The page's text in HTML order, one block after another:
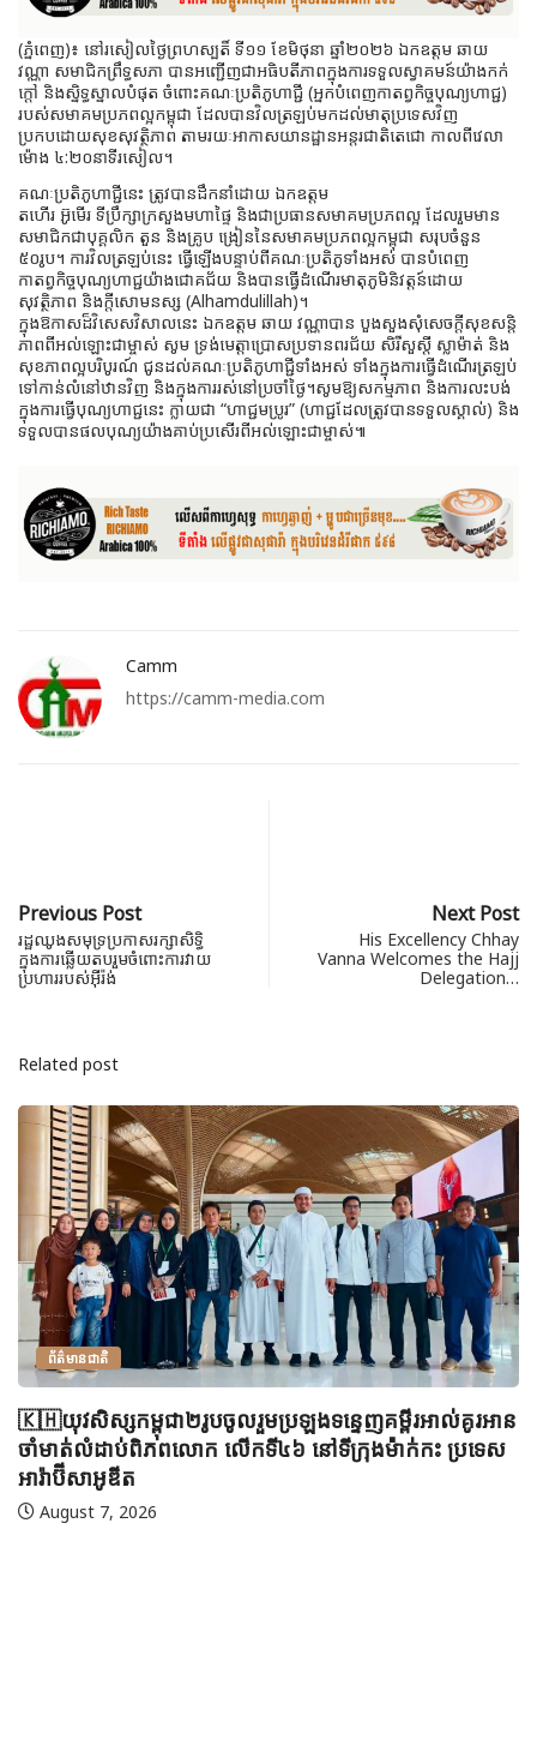
(ភ្នំពេញ)៖ នៅរសៀលថ្ងៃព្រហស្បតិ៍ ទី១១ ខែមិថុនា ឆ្នាំ២០២៦ ឯកឧត្តម ឆាយ
វណ្ណា សមាជិកព្រឹទ្ធសភា បានអញ្ជើញជាអធិបតីភាពក្នុងការទទួលស្វាគមន៍យ៉ាងកក់
ក្តៅ និងស្និទ្ធស្នាលបំផុត ចំពោះគណៈប្រតិភូហាជ្ជី (អ្នកបំពេញកាតព្វកិច្ចបុណ្យហាជ្ជ)
របស់សមាគមប្រភពល្អកម្ពុជា ដែលបានវិលត្រឡប់មកដល់មាតុប្រទេសវិញ
ប្រកបដោយសុខសុវត្ថិភាព តាមរយៈអាកាសយានដ្ឋានអន្តរជាតិតេជោ កាលពីវេលា
ម៉ោង ៤:២០នាទីរសៀល។
គណៈប្រតិភូហាជ្ជីនេះ ត្រូវបានដឹកនាំដោយ ឯកឧត្តម
តហើរ អ៊ូមើរ ទីប្រឹក្សាក្រសួងមហាផ្ទៃ និងជាប្រធានសមាគមប្រភពល្អ ដែលរួមមាន
សមាជិកជាបុគ្គលិក តួន និងគ្រូប ង្រៀននៃសមាគមប្រភពល្អកម្ពុជា សរុបចំនួន
៥០រូប។ ការវិលត្រឡប់នេះ ធ្វើឡើងបន្ទាប់ពីគណៈប្រតិភូទាំងអស់ បានបំពេញ
កាតព្វកិច្ចបុណ្យហាជ្ជយ៉ាងជោគជ័យ និងបានធ្វើដំណើរមាតុភូមិនិវត្តន៍ដោយ
សុវត្ថិភាព និងក្តីសោមនស្ស (Alhamdulillah)។
ក្នុងឱកាសដ៏វិសេសវិសាលនេះ ឯកឧត្តម ឆាយ វណ្ណាបាន បួងសួងសុំសេចក្តីសុខសន្តិ
ភាពពីអល់ឡោះជាម្ចាស់ សូម ទ្រង់មេត្តាប្រោសប្រទានពរជ័យ សិរីសួស្តី ស្លាម៉ាត់ និង
សុខភាពល្អបរិបូរណ៍ ជូនដល់គណៈប្រតិភូហាជ្ជីទាំងអស់ ទាំងក្នុងការធ្វើដំណើរត្រឡប់
ទៅកាន់លំនៅឋានវិញ និងក្នុងការរស់នៅប្រចាំថ្ងៃ។សូមឱ្យសកម្មភាព និងការលះបង់
ក្នុងការធ្វើបុណ្យហាជ្ជនេះ ក្លាយជា “ហាជ្ជមប្រូរ” (ហាជ្ជដែលត្រូវបានទទួលស្គាល់) និង
ទទួលបានផលបុណ្យយ៉ាងគាប់ប្រសើរពីអល់ឡោះជាម្ចាស់៕
Camm
https://camm-media.com
Previous Post
រដ្ឋឈូងសមុទ្រប្រកាសរក្សាសិទ្ធិ
ក្នុងការឆ្លើយតបរួមចំពោះការវាយ
ប្រហាររបស់អ៊ីរ៉ង់
Next Post
His Excellency Chhay
Vanna Welcomes the Hajj
Delegation…
Related post
ព័ត៌មានជាតិ
🇰🇭យុវសិស្សកម្ពុជា២រូបចូលរួមប្រឡងទន្ទេញគម្ពីរអាល់គូរអាន
ចាំមាត់លំដាប់ពិភពលោក លើកទី៤៦ នៅទីក្រុងម៉ាក់កះ ប្រទេស
អារ៉ាប៊ីសាអូឌីត
August 7, 2026